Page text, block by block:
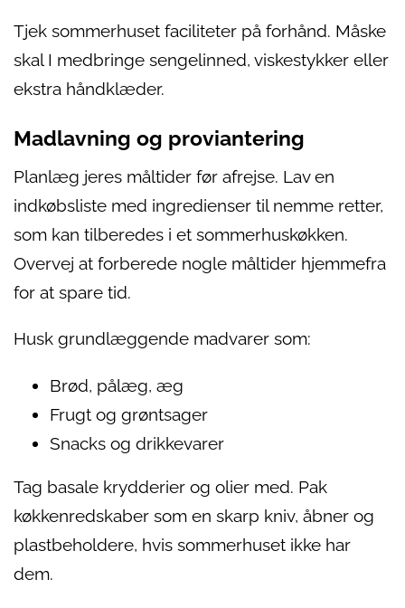
Tjek sommerhuset faciliteter på forhånd. Måske
skal I medbringe sengelinned, viskestykker eller
ekstra håndklæder.
Madlavning og proviantering
Planlæg jeres måltider før afrejse. Lav en
indkøbsliste med ingredienser til nemme retter,
som kan tilberedes i et sommerhuskøkken.
Overvej at forberede nogle måltider hjemmefra
for at spare tid.
Husk grundlæggende madvarer som:
Brød, pålæg, æg
Frugt og grøntsager
Snacks og drikkevarer
Tag basale krydderier og olier med. Pak
køkkenredskaber som en skarp kniv, åbner og
plastbeholdere, hvis sommerhuset ikke har
dem.